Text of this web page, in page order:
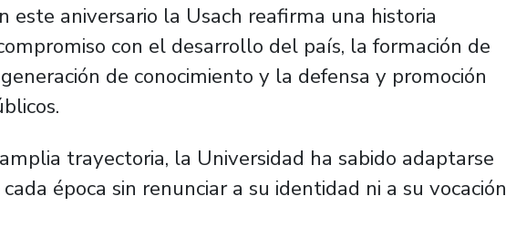
este aniversario la Usach reafirma una historia
con el desarrollo del país, la formación de
de conocimiento y la defensa y promoción
trayectoria, la Universidad ha sabido adaptarse
época sin renunciar a su identidad ni a su vocación